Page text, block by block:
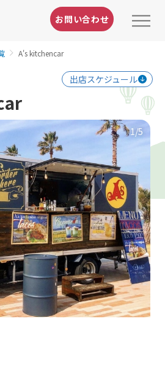
お問い合わせ
A's kitchencar
出店スケジュール
1 /5